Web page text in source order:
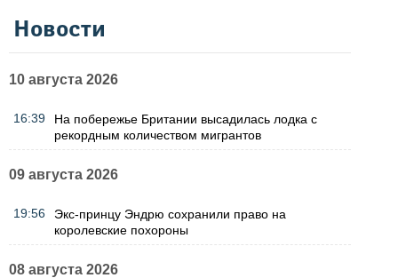
Новости
10 августа 2026
16:39
На побережье Британии высадилась лодка с
рекордным количеством мигрантов
09 августа 2026
19:56
Экс-принцу Эндрю сохранили право на
королевские похороны
08 августа 2026